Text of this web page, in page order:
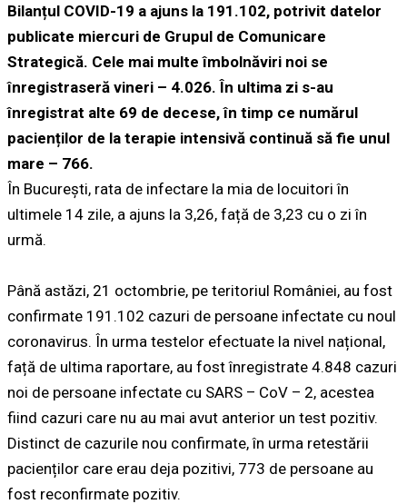
Bilanțul COVID-19 a ajuns la 191.102, potrivit datelor
publicate miercuri de Grupul de Comunicare
Strategică. Cele mai multe îmbolnăviri noi se
înregistraseră vineri – 4.026. În ultima zi s-au
înregistrat alte 69 de decese, în timp ce numărul
pacienților de la terapie intensivă continuă să fie unul
mare – 766.
În București, rata de infectare la mia de locuitori în
ultimele 14 zile, a ajuns la 3,26, față de 3,23 cu o zi în
urmă.
Până astăzi, 21 octombrie, pe teritoriul României, au fost
confirmate 191.102 cazuri de persoane infectate cu noul
coronavirus. În urma testelor efectuate la nivel național,
față de ultima raportare, au fost înregistrate 4.848 cazuri
noi de persoane infectate cu SARS – CoV – 2, acestea
fiind cazuri care nu au mai avut anterior un test pozitiv.
Distinct de cazurile nou confirmate, în urma retestării
pacienților care erau deja pozitivi, 773 de persoane au
fost reconfirmate pozitiv.